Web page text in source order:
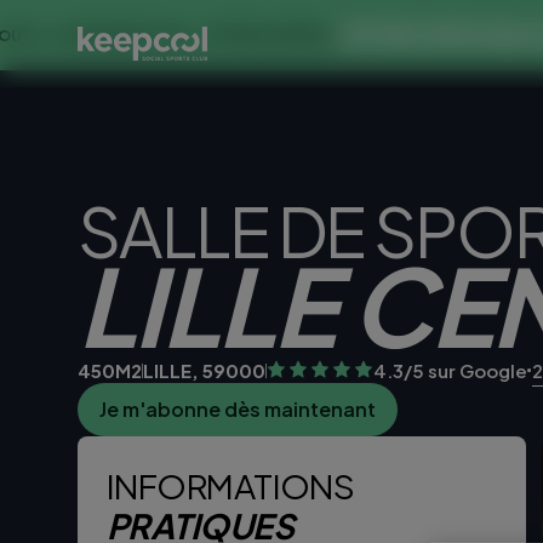
À 0€ << OFFRE LIMITÉE ☀️ OFFRE SPECIALE DANS
SALLE DE
LILLE
450M2LILLE, 59000 4.3/5 sur Google
Je m'abonne dès maintenant
INFORMATIONS
PRATIQUES